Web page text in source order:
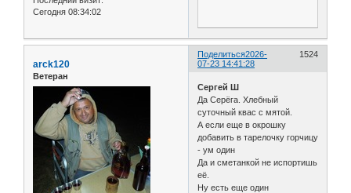
Сегодня 08:34:02
Поделиться 1524
2026-
07-23 14:41:28
arck120
Ветеран
Сергей Ш
Да Серёга. Хлебный
суточный квас с мятой.
А если еще в окрошку
добавить в тарелочку горчицу
- ум один
Да и сметанкой не испортишь
её.
Ну есть еще один